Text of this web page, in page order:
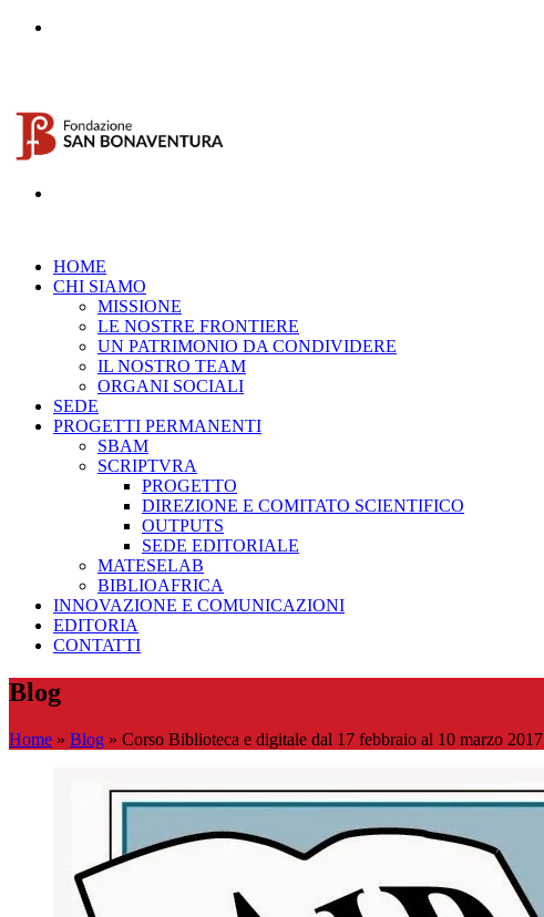
HOME
CHI SIAMO
MISSIONE
LE NOSTRE FRONTIERE
UN PATRIMONIO DA CONDIVIDERE
IL NOSTRO TEAM
ORGANI SOCIALI
SEDE
PROGETTI PERMANENTI
SBAM
SCRIPTVRA
PROGETTO
DIREZIONE E COMITATO SCIENTIFICO
OUTPUTS
SEDE EDITORIALE
MATESELAB
BIBLIOAFRICA
INNOVAZIONE E COMUNICAZIONI
EDITORIA
CONTATTI
Blog
Home » Blog » Corso Biblioteca e digitale dal 17 febbraio al 10 marzo 2017